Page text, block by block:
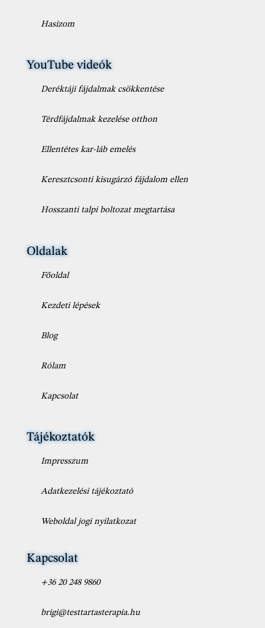
Hasizom
YouTube videók
Deréktáji fájdalmak csökkentése
Térdfájdalmak kezelése otthon
Ellentétes kar-láb emelés
Keresztcsonti kisugárzó fájdalom ellen
Hosszanti talpi boltozat megtartása
Oldalak
Főoldal
Kezdeti lépések
Blog
Rólam
Kapcsolat
Tájékoztatók
Impresszum
Adatkezelési tájékoztató
Weboldal jogi nyilatkozat
Kapcsolat
+36 20 248 9860
brigi@testtartasterapia.hu